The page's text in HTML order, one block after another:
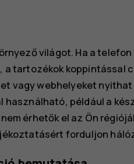
világot. Ha a
a tartozékok koppintással
vagy webhelyeket
használható, például a
érhetők el az Ön
forduljon